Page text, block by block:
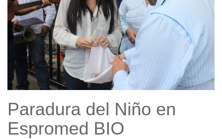
Paradura del Niño en
Espromed BIO